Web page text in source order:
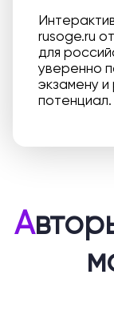
rusoge.ru
для
уверенно
экзамену
потенциал.
А